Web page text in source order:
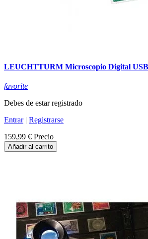
LEUCHTTURM Microscopio Digital USB
favorite
Debes de estar registrado
Entrar| Registrarse
159,99 € Precio
Añadir al carrito